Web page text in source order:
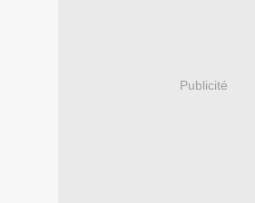
Publicité